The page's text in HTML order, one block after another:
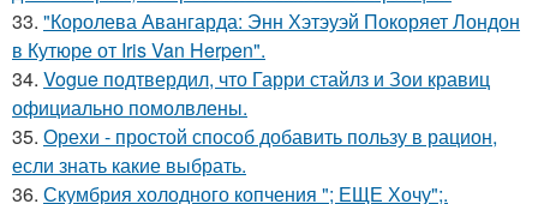
33. "Королева Авангарда: Энн Хэтэуэй Покоряет Лондон
в Кутюре от Iris Van Herpen".
34. Vogue подтвердил, что Гарри стайлз и Зои кравиц
официально помолвлены.
35. Орехи - простой способ добавить пользу в рацион,
если знать какие выбрать.
36. Скумбрия холодного копчения "; ЕЩЕ Хочу";.